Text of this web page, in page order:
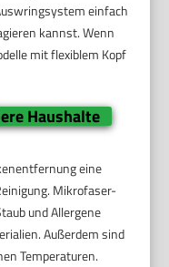
einfach
kannst. Wenn
mit flexiblem Kopf
Haushalte
eine
Mikrofaser-
und Allergene
Außerdem sind
Temperaturen.